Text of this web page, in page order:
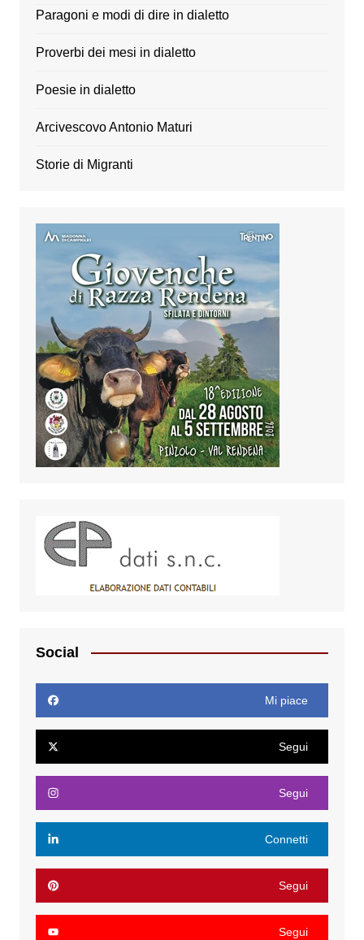
Paragoni e modi di dire in dialetto
Proverbi dei mesi in dialetto
Poesie in dialetto
Arcivescovo Antonio Maturi
Storie di Migranti
Social
Mi piace
Segui
Segui
Connetti
Segui
Segui